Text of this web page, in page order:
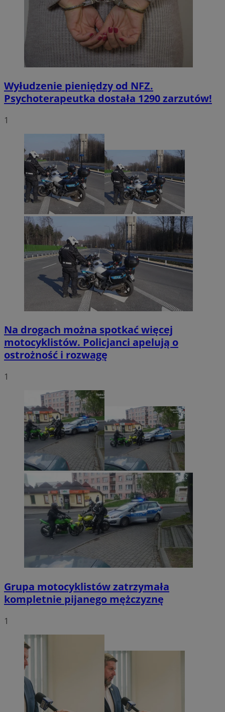
Wyłudzenie pieniędzy od NFZ.
Psychoterapeutka dostała 1290 zarzutów!
1
Na drogach można spotkać więcej
motocyklistów. Policjanci apelują o
ostrożność i rozwagę
1
Grupa motocyklistów zatrzymała
kompletnie pijanego mężczyznę
1